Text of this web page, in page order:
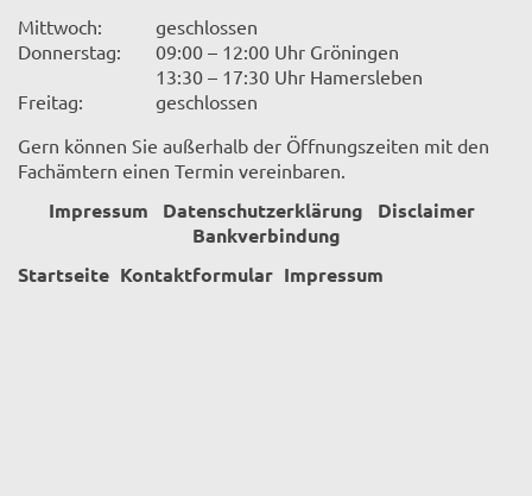
Mittwoch:
geschlossen
Donnerstag:
09:00 – 12:00 Uhr Gröningen
13:30 – 17:30 Uhr Hamersleben
Freitag:
geschlossen
Gern können Sie außerhalb der Öffnungszeiten mit den
Fachämtern einen Termin vereinbaren.
Impressum Datenschutzerklärung
Disclaimer
Bankverbindung
Startseite Kontaktformular Impressum